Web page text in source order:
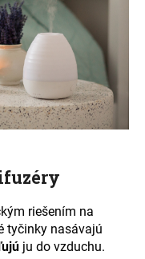
riešením na
tyčinky nasávajú
ju do vzduchu.